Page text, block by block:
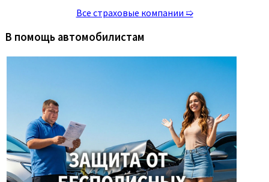
Все страховые компании ➯
В помощь автомобилистам